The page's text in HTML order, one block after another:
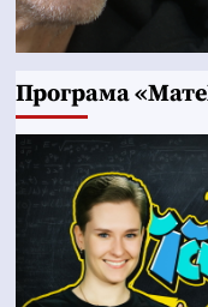
Програма